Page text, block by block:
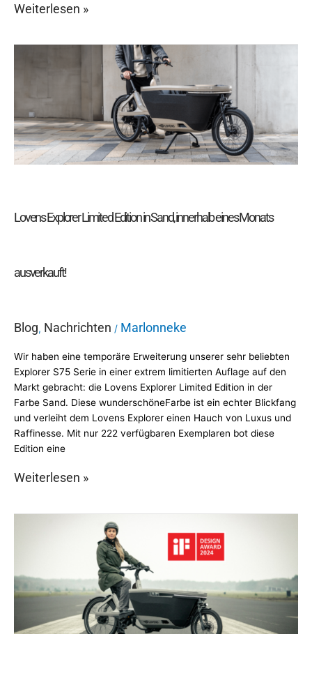
Weiterlesen »
Lovens Explorer Limited Edition in Sand, innerhalb eines Monats
ausverkauft!
Blog, Nachrichten / Marlonneke
Wir haben eine temporäre Erweiterung unserer sehr beliebten
Explorer S75 Serie in einer extrem limitierten Auflage auf den
Markt gebracht: die Lovens Explorer Limited Edition in der
Farbe Sand. Diese wunderschöneFarbe ist ein echter Blickfang
und verleiht dem Lovens Explorer einen Hauch von Luxus und
Raffinesse. Mit nur 222 verfügbaren Exemplaren bot diese
Edition eine
Edition
Sand,
innerhalb
eines
Weiterlesen »
ist
Gewinner
iF